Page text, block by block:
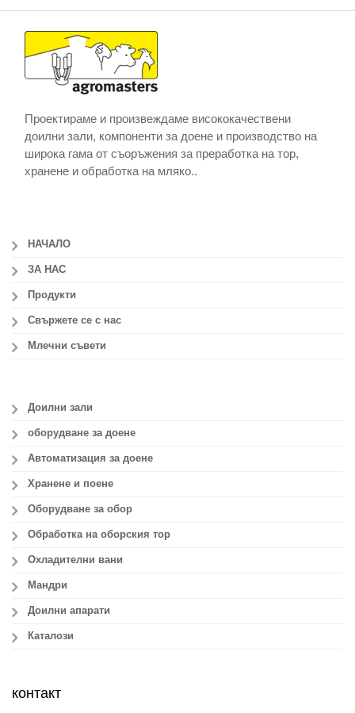
Проектираме и произвеждаме висококачествени
доилни зали, компоненти за доене и производство на
широка гама от съоръжения за преработка на тор,
хранене и обработка на мляко..
НАЧАЛО
ЗА НАС
Продукти
Свържете се с нас
Млечни съвети
Доилни зали
оборудване за доене
Автоматизация за доене
Хранене и поене
Оборудване за обор
Обработка на оборския тор
Охладителни вани
Мандри
Доилни апарати
Каталози
контакт